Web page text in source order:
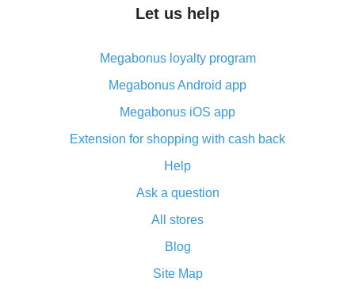
The best place to download cash back for AliExpress
What is the AliExpress cash back plugin and what are
its advantages
Cash back from the AliExpress mobile app -
advantages of the plugin
Double cash back on AliExpress has been cancelled!
How to use cash back on AliExpress - short manual
All about how cash back works on AliExpress
and what it does
How to get the most cash back on AliExpress -
Let us help
Megabonus loyalty program
Megabonus Android app
Megabonus iOS app
Extension for shopping with cash back
Help
Ask a question
All stores
Blog
Site Map